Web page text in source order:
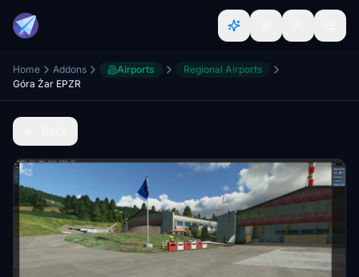
Home Addons Airports
Regional Airports
Góra Żar EPZR